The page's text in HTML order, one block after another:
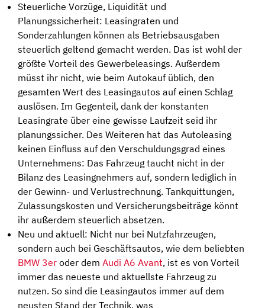
Steuerliche Vorzüge, Liquidität und
Planungssicherheit: Leasingraten und
Sonderzahlungen können als Betriebsausgaben
steuerlich geltend gemacht werden. Das ist wohl der
größte Vorteil des Gewerbeleasings. Außerdem
müsst ihr nicht, wie beim Autokauf üblich, den
gesamten Wert des Leasingautos auf einen Schlag
auslösen. Im Gegenteil, dank der konstanten
Leasingrate über eine gewisse Laufzeit seid ihr
planungssicher. Des Weiteren hat das Autoleasing
keinen Einfluss auf den Verschuldungsgrad eines
Unternehmens: Das Fahrzeug taucht nicht in der
Bilanz des Leasingnehmers auf, sondern lediglich in
der Gewinn- und Verlustrechnung. Tankquittungen,
Zulassungskosten und Versicherungsbeiträge könnt
ihr außerdem steuerlich absetzen.
Neu und aktuell: Nicht nur bei Nutzfahrzeugen,
sondern auch bei Geschäftsautos, wie dem beliebten
BMW 3er oder dem Audi A6 Avant, ist es von Vorteil
immer das neueste und aktuellste Fahrzeug zu
nutzen. So sind die Leasingautos immer auf dem
neusten Stand der Technik, was